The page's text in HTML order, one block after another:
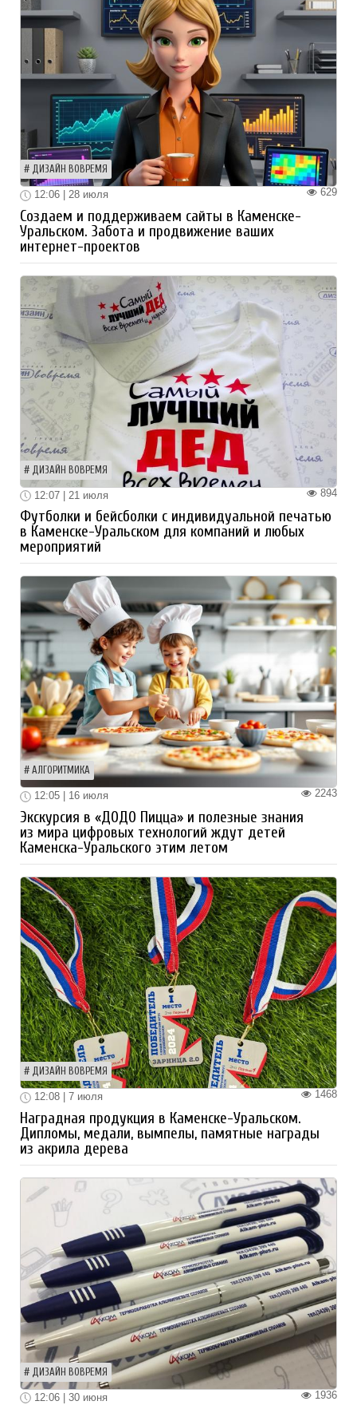
ДИЗАЙН ВОВРЕМЯ
629
12:06 | 28 июля
Создаем и поддерживаем сайты в Каменске-
Уральском. Забота и продвижение ваших
интернет-проектов
ДИЗАЙН ВОВРЕМЯ
894
12:07 | 21 июля
Футболки и бейсболки с индивидуальной печатью
в Каменске-Уральском для компаний и любых
мероприятий
АЛГОРИТМИКА
2243
12:05 | 16 июля
Экскурсия в «ДОДО Пицца» и полезные знания
из мира цифровых технологий ждут детей
Каменска-Уральского этим летом
ДИЗАЙН ВОВРЕМЯ
1468
12:08 | 7 июля
Наградная продукция в Каменске-Уральском.
Дипломы, медали, вымпелы, памятные награды
из акрила дерева
ДИЗАЙН ВОВРЕМЯ
1936
12:06 | 30 июня